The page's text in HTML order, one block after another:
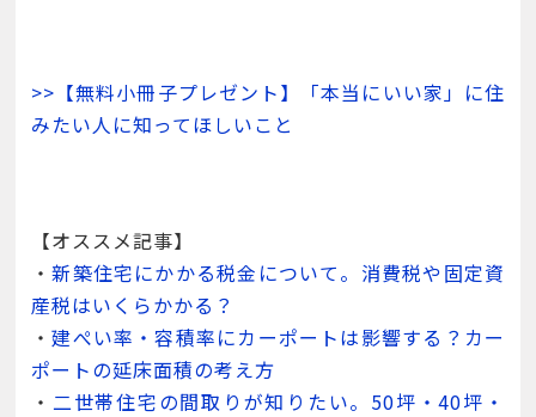
>>【無料小冊子プレゼント】「本当にいい家」に住
みたい人に知ってほしいこと
【オススメ記事】
・新築住宅にかかる税金について。消費税や固定資
産税はいくらかかる？
・建ぺい率・容積率にカーポートは影響する？カー
ポートの延床面積の考え方
・ 二世帯住宅の間取りが知りたい。50坪・40坪・